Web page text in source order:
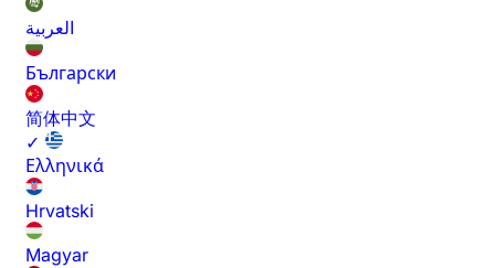
العربية
Български
简体中文
✓
Ελληνικά
Hrvatski
Magyar